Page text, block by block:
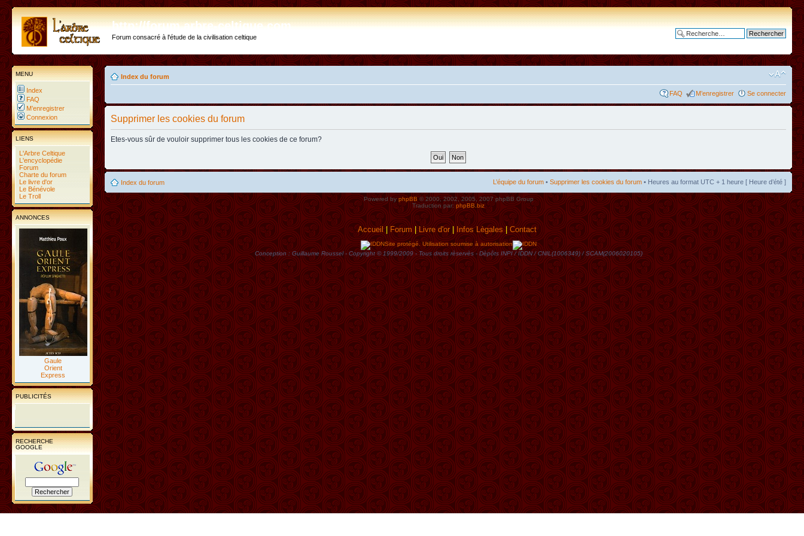
http://forum.arbre-celtique.com
Forum consacré à l'étude de la civilisation celtique
MENU
Index
FAQ
M’enregistrer
Connexion
LIENS
L'Arbre Celtique
L'encyclopédie
Forum
Charte du forum
Le livre d'or
Le Bénévole
Le Troll
ANNONCES
Gaule
Orient
Express
PUBLICITÉS
RECHERCHE
GOOGLE
Index du forum
FAQ M’enregistrer Se connecter
Supprimer les cookies du forum
Etes-vous sûr de vouloir supprimer tous les cookies de ce forum?
Index du forum L’équipe du forum • Supprimer les cookies du forum • Heures au format UTC + 1 heure [ Heure d’été ]
Powered byphpBB© 2000, 2002, 2005, 2007 phpBB Group
Traduction par: phpBB.biz
Accueil|Forum |Livre d'or| Infos Lègales|Contact
Site protégé. Utilisation soumise à autorisation
Conception : Guillaume Roussel - Copyright © 1999/2009 - Tous droits rèservès - Dèpôts INPI / IDDN / CNIL(1006349) / SCAM(2006020105)